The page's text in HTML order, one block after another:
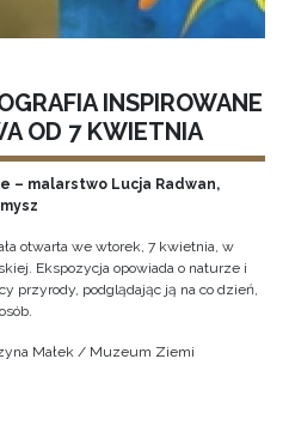
INSPIROWANE
OD 7 KWIETNIA
– malarstwo Lucja Radwan,
otwarta we wtorek, 7 kwietnia, w
Ekspozycja opowiada o naturze i
przyrody, podglądając ją na co dzień,
Małek / Muzeum Ziemi